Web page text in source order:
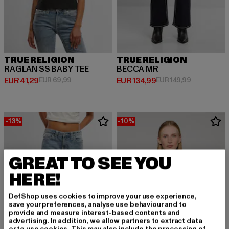
TRUE RELIGION
RAGLAN SS BABY TEE
EUR 41,29
Derzeitiger Preis: EUR 41,29
EUR 69,99Aktionspreis: EUR 69,99
TRUE RELIGION
BECCA MR
EUR 134,99
Derzeitiger Preis: EUR 134,99
EUR 149,99
-13% -10%
GREAT TO SEE YOU
HERE!
DefShop uses cookies to improve your use experience,
save your preferences, analyse use behaviour and to
provide and measure interest-based contents and
advertising. In addition, we allow partners to extract data